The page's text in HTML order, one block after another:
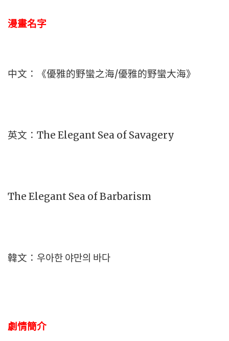
漫畫名字
中文：《優雅的野蠻之海/優雅的野蠻大海》
英文：The Elegant Sea of Savagery
The Elegant Sea of Barbarism
韓文：우아한 야만의 바다
劇情簡介